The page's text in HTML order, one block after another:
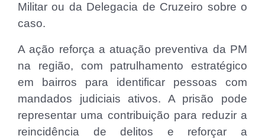
Militar ou da Delegacia de Cruzeiro sobre o
caso.
A ação reforça a atuação preventiva da PM
na região, com patrulhamento estratégico
em bairros para identificar pessoas com
mandados judiciais ativos. A prisão pode
representar uma contribuição para reduzir a
reincidência de delitos e reforçar a